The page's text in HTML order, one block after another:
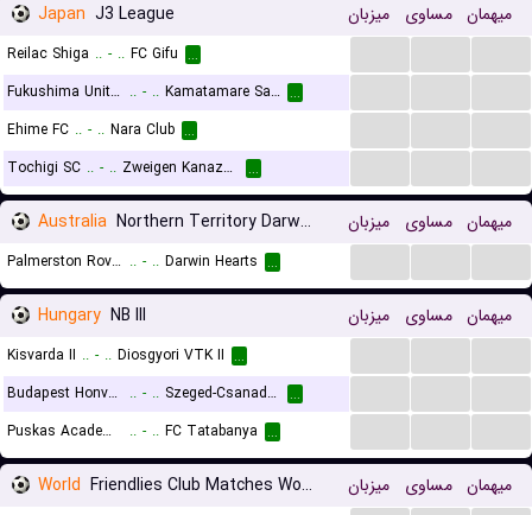
Japan J3 League میزبان مساوی میهمان
Reilac Shiga .. - .. FC Gifu ...
Fukushima United FC .. - .. Kamatamare Sanuki ...
Ehime FC .. - .. Nara Club ...
Tochigi SC .. - .. Zweigen Kanazawa ...
Australia Northern Territory Darwin Premier League میزبان مساوی میهمان
Palmerston Rovers .. - .. Darwin Hearts ...
Hungary NB III میزبان مساوی میهمان
Kisvarda II .. - .. Diosgyori VTK II ...
Budapest Honved II
.. - .. Szeged-Csanad Grosics II ...
Puskas Academy II
.. - .. FC Tatabanya ...
World Friendlies Club Matches Women میزبان مساوی میهمان